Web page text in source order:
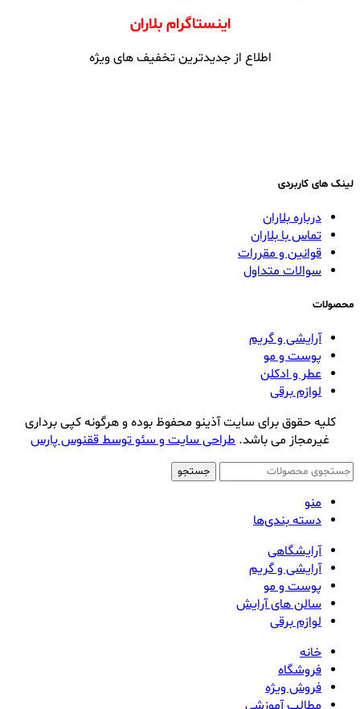
اینستاگرام بلاران
اطلاع از جدیدترین تخفیف های ویژه
لینک های کاربردی
درباره بلاران
تماس با بلاران
قوانین و مقررات
سوالات متداول
محصولات
آرایشی و گریم
پوست و مو
عطر و ادکلن
لوازم برقی
کلیه حقوق برای سایت آذینو محفوظ بوده و هرگونه کپی برداری
غیرمجاز می باشد. طراحی سایت و سئو توسط ققنوس پارس
جستجو
منو
دسته بندی‌ها
آرایشگاهی
آرایشی و گریم
پوست و مو
سالن های آرایش
لوازم برقی
خانه
فروشگاه
فروش ویژه